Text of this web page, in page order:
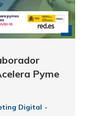
Pyme
Digital